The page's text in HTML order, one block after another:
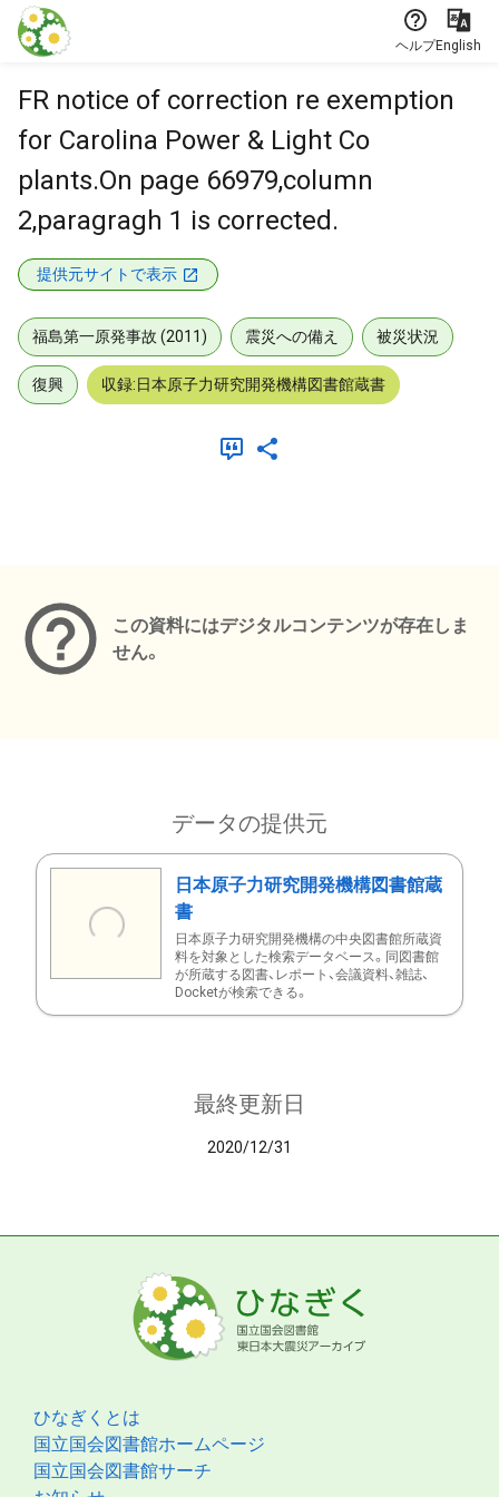
本文に飛ぶ
ヘルプEnglish
FR notice of correction re exemption
for Carolina Power & Light Co
plants.On page 66979,column
2,paragragh 1 is corrected.
提供元サイトで表示
福島第一原発事故 (2011) 震災への備え 被災状況
復興 収録:日本原子力研究開発機構図書館蔵書
この資料にはデジタルコンテンツが存在しま
せん。
データの提供元
日本原子力研究開発機構図書館蔵
書
日本原子力研究開発機構の中央図書館所蔵資
料を対象とした検索データベース。同図書館
が所蔵する図書、レポート、会議資料、雑誌、
Docketが検索できる。
最終更新日
2020/12/31
ひなぎくとは
国立国会図書館ホームページ
国立国会図書館サーチ